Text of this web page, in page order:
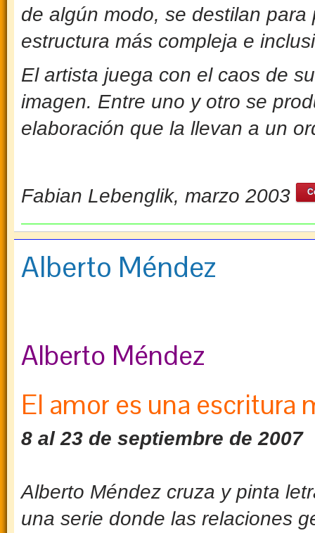
de algún modo, se destilan
estructura más compleja e
El artista juega con el caos de
imagen. Entre uno y otro se
elaboración que la llevan a un
Fabian Lebenglik, marzo 2003
Alberto Méndez
Alberto Méndez
El amor es una escritura
8 al 23 de septiembre de 2007
Alberto Méndez cruza y pinta
una serie donde las relaciones